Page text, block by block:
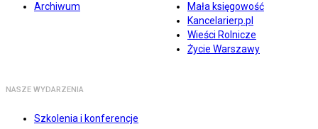
Archiwum
Mała księgowość
Kancelarierp.pl
Wieści Rolnicze
Życie Warszawy
NASZE WYDARZENIA
Szkolenia i konferencje